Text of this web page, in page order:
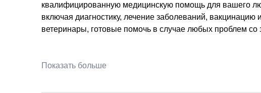
квалифицированную медицинскую помощь для вашего
включая диагностику, лечение заболеваний,
ветеринары, готовые помочь в случае любых проблем
Показать больше